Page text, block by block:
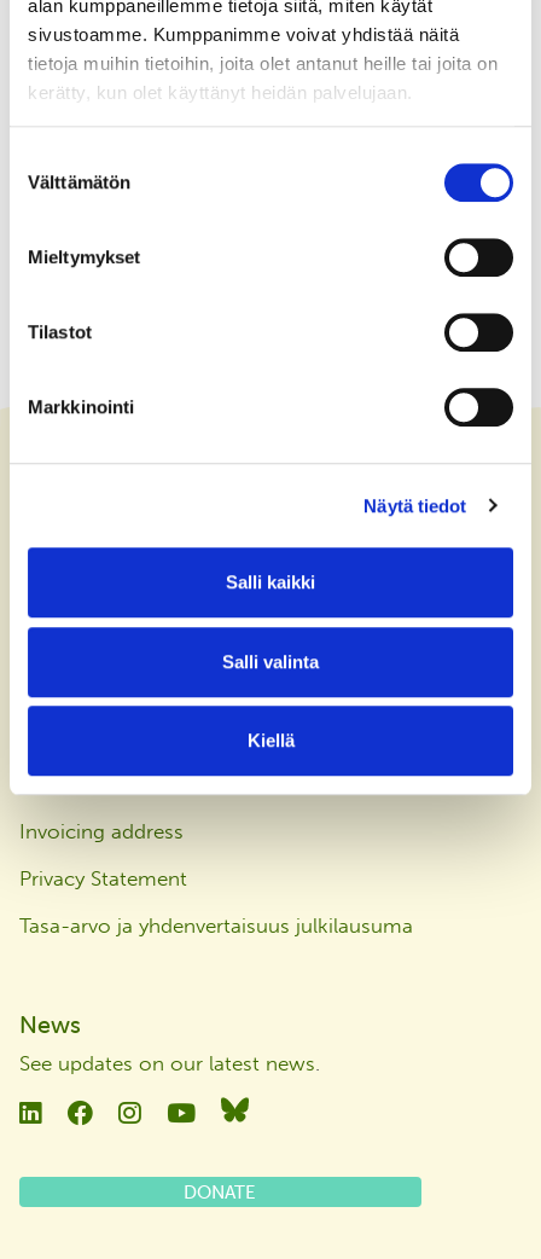
alan kumppaneillemme tietoja siitä, miten käytät
sivustoamme. Kumppanimme voivat yhdistää näitä
tietoja muihin tietoihin, joita olet antanut heille tai joita on
kerätty, kun olet käyttänyt heidän palvelujaan.
valinta
Välttämätön
Mieltymykset
Tilastot
Markkinointi
Näytä tiedot
Salli kaikki
Salli valinta
Kiellä
office@bsag.fi
Finland
Invoicing address
Privacy Statement
Tasa-arvo ja yhdenvertaisuus julkilausuma
News
See updates on our latest news
LinkedinFacebookInstagramYouTubeBluesky
DONATE